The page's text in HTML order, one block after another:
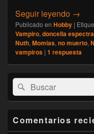
Seguir leyendo →
Publicado en Hobby |
Vampiro, doncella
Nuth, Momias, no muerto,
vampiros | 1 respuesta
El
área
de
widget
lateral
primaria
Buscar
por:
Buscar
Comentarios